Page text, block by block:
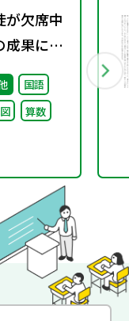
が欠席中
成果に係
て（通
国語
算数